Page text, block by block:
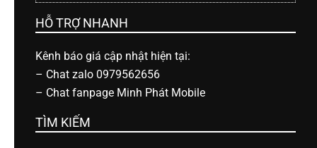
HỖ TRỢ NHANH
Kênh báo giá cập nhật hiện tại:
– Chat zalo 0979562656
– Chat fanpage Minh Phát Mobile
TÌM KIẾM